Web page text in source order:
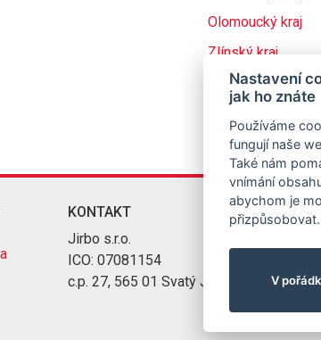
Olomoucký kraj
Zlínský kraj
KONTAKT
Jirbo s.r.o.
ICO: 07081154
c.p. 27, 565 01 Svatý Jirí
Nastavení
jak ho znáte
Používáme
fungují naše
Také nám
vnímání
abychom je
přizpůsobovat.
V